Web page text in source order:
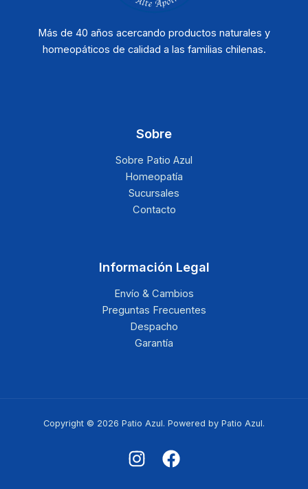
Más de 40 años acercando productos naturales y
homeopáticos de calidad a las familias chilenas.
Sobre
Sobre Patio Azul
Homeopatía
Sucursales
Contacto
Información Legal
Envío & Cambios
Preguntas Frecuentes
Despacho
Garantía
Copyright © 2026 Patio Azul. Powered by Patio Azul.